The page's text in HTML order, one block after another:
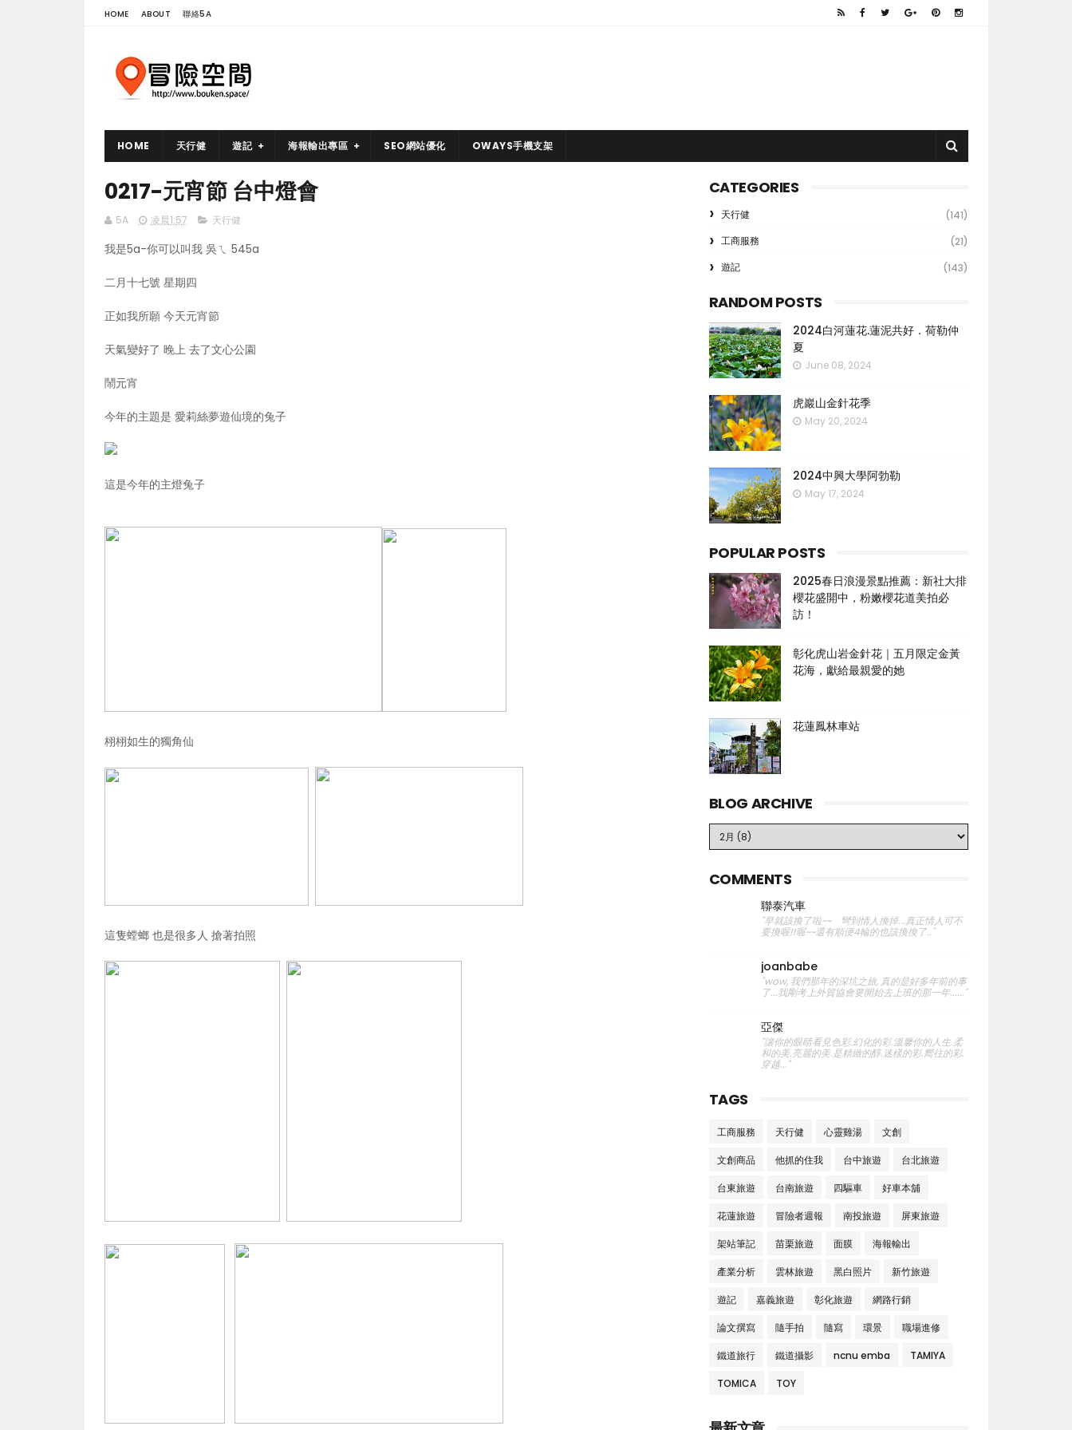
HOME ABOUT 聯絡5A
HOME 天行健 遊記 海報輸出專區 SEO網站優化 OWAYS手機支架
0217-元宵節 台中燈會
5A 凌晨1:57 天行健
我是5a-你可以叫我 吳ㄟ 545a
二月十七號 星期四
正如我所願 今天元宵節
天氣變好了 晚上 去了文心公園
鬧元宵
今年的主題是 愛莉絲夢遊仙境的兔子
這是今年的主燈兔子
栩栩如生的獨角仙
這隻螳螂 也是很多人 搶著拍照
CATEGORIES
天行健
(141)
工商服務
(21)
遊記
(143)
RANDOM POSTS
2024白河蓮花.蓮泥共好．荷勒仲
夏
June 08, 2024
虎巖山金針花季
May 20, 2024
2024中興大學阿勃勒
May 17, 2024
POPULAR POSTS
2025春日浪漫景點推薦：新社大排
櫻花盛開中，粉嫩櫻花道美拍必
訪！
彰化虎山岩金針花｜五月限定金黃
花海，獻給最親愛的她
花蓮鳳林車站
BLOG ARCHIVE
COMMENTS
聯泰汽車
"早就該換了啦~~ 彎到情人換掉...真正情人可不
要換喔!!喔~~還有順便4輪的也該換換了.."
joanbabe
"wow, 我們那年的深坑之旅, 真的是好多年前的事
了...我剛考上外貿協會要開始去上班的那一年......"
亞傑
"讓你的眼睛看見色彩.幻化的彩.溫馨你的人生.柔
和的美.亮麗的美.是精緻的醇.迷樣的彩.嚮往的彩.
穿越..."
TAGS
工商服務 天行健 心靈雞湯 文創
文創商品 他抓的住我 台中旅遊 台北旅遊
台東旅遊 台南旅遊 四驅車 好車本舖
花蓮旅遊 冒險者週報 南投旅遊 屏東旅遊
架站筆記 苗栗旅遊 面膜 海報輸出
產業分析 雲林旅遊 黑白照片 新竹旅遊
遊記 嘉義旅遊 彰化旅遊 網路行銷
論文撰寫 隨手拍 隨寫 環景 職場進修
鐵道旅行 鐵道攝影 ncnu emba TAMIYA
TOMICA TOY